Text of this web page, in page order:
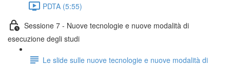
PDTA (5:55)
Sessione 7 - Nuove tecnologie e nuove modalità di
esecuzione degli studi
Le slide sulle nuove tecnologie e nuove modalità di